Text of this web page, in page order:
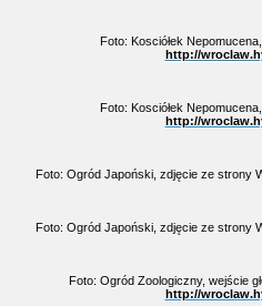
Foto: Kosciółek
http://
Foto: Kosciółek
http://
Foto: Ogród Japoński, zdjęcie ze strony
Foto: Ogród Japoński, zdjęcie ze strony
Foto: Ogród Zoologiczny, wejście
http://